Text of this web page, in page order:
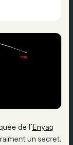
de l’Enyaq
un secret.